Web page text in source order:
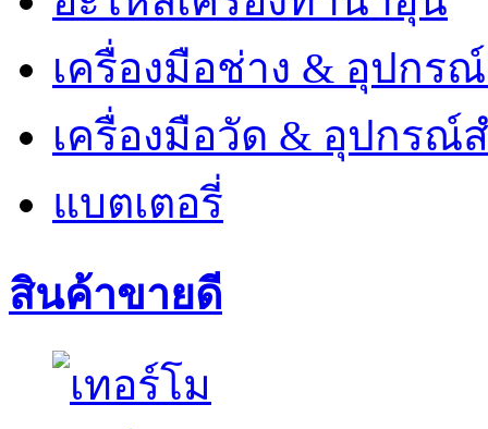
เครื่องมือช่าง & อุปกร
เครื่องมือวัด & อุปกรณ์
แบตเตอรี่
สินค้าขายดี